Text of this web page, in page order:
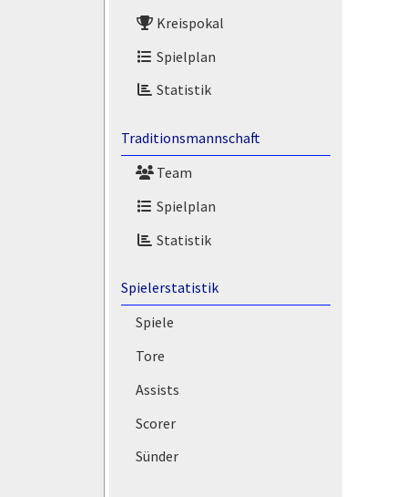
Kreispokal
Spielplan
Statistik
Traditionsmannschaft
Team
Spielplan
Statistik
Spielerstatistik
Spiele
Tore
Assists
Scorer
Sünder